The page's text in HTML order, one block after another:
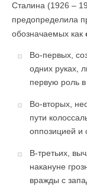
Сталина (1926 –
предопределила
обозначаемых как
Во-первых,
одних руках,
первую роль
Во-вторых,
пути
оппозицией и
В-третьих,
накануне
вражды с